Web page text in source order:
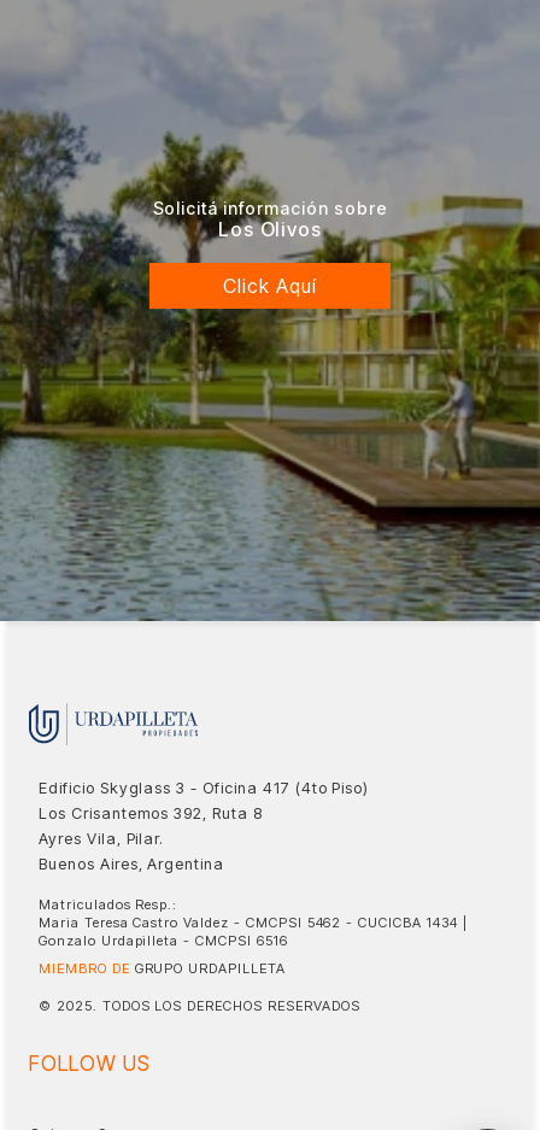
Solicitá información sobre
Los Olivos
Click Aquí
Edificio Skyglass 3 - Oficina 417 (4to Piso)
Los Crisantemos 392, Ruta 8
Ayres Vila, Pilar.
Buenos Aires, Argentina
Matriculados Resp.:
Maria Teresa Castro Valdez - CMCPSI 5462 - CUCICBA 1434 |
Gonzalo Urdapilleta - CMCPSI 6516
MIEMBRO DE GRUPO URDAPILLETA
© 2025. TODOS LOS DERECHOS RESERVADOS
FOLLOW US